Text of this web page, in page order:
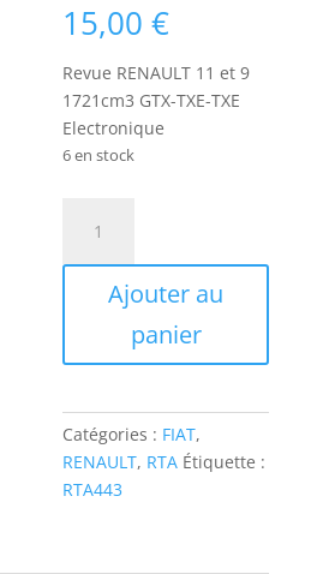
15,00€
Revue RENAULT 11 et 9
1721cm3 GTX-TXE-TXE
Electronique
6 en stock
RTA443
RENAULT
GTX-
TXE-
TXE
Ajouter au
panier
Catégories : FIAT,
RENAULT, RTA Étiquette :
RTA443